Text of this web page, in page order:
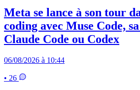
Meta se lance à son tour
coding avec Muse Code,
Claude Code ou Codex
06/08/2026 à 10:44
• 26